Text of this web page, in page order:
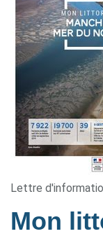
Lettre
Mon